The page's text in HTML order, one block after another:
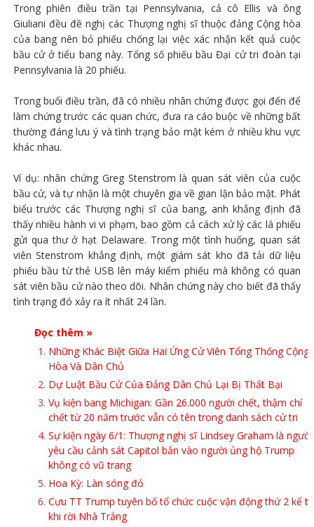
Trong phiên điều trần tại Pennsylvania, cả cô Ellis và ông
Giuliani đều đề nghị các Thượng nghị sĩ thuộc đảng Cộng hòa
của bang nên bỏ phiếu chống lại việc xác nhận kết quả cuộc
bầu cử ở tiểu bang này. Tổng số phiếu bầu Đại cử tri đoàn tại
Pennsylvania là 20 phiếu.
Trong buổi điều trần, đã có nhiều nhân chứng được gọi đến để
làm chứng trước các quan chức, đưa ra cáo buộc về những bất
thường đáng lưu ý và tình trạng bảo mật kém ở nhiều khu vực
khác nhau.
Ví dụ: nhân chứng Greg Stenstrom là quan sát viên của cuộc
bầu cử, và tự nhận là một chuyên gia về gian lận bảo mật. Phát
biểu trước các Thượng nghị sĩ của bang, anh khẳng định đã
thấy nhiều hành vi vi phạm, bao gồm cả cách xử lý các lá phiếu
gửi qua thư ở hạt Delaware. Trong một tình huống, quan sát
viên Stenstrom khẳng định, một giám sát kho đã tải dữ liệu
phiếu bầu từ thẻ USB lên máy kiểm phiếu mà không có quan
sát viên bầu cử nào theo dõi. Nhân chứng này cho biết đã thấy
tình trạng đó xảy ra ít nhất 24 lần.
Đọc thêm »
Những Khác Biệt Giữa Hai Ứng Cử Viên Tổng Thống Cộng
Hòa Và Dân Chủ
Dự Luật Bầu Cử Của Đảng Dân Chủ Lại Bị Thất Bại
Vụ kiện bang Michigan: Gần 26.000 người chết, thậm chí
chết từ 20 năm trước vẫn có tên trong danh sách cử tri
Sự kiện ngày 6/1: Thượng nghị sĩ Lindsey Graham là người
yêu cầu cảnh sát Capitol bắn vào người ủng hộ Trump
không có vũ trang
Hoa Kỳ: Làn sóng đỏ
Cựu TT Trump tuyên bố tổ chức cuộc vận động thứ 2 kể từ
khi rời Nhà Trắng